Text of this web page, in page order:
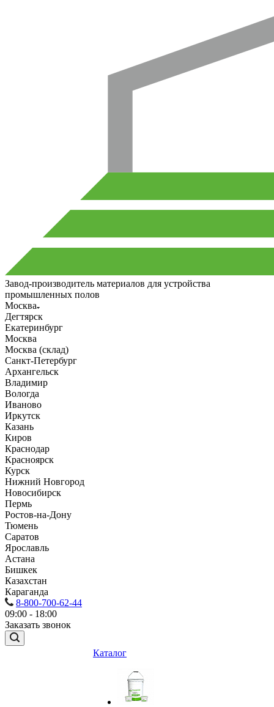
Завод-производитель материалов для устройства
промышленных полов
Москва
Дегтярск
Екатеринбург
Москва
Москва (склад)
Санкт-Петербург
Архангельск
Владимир
Вологда
Иваново
Иркутск
Казань
Киров
Краснодар
Красноярск
Курск
Нижний Новгород
Новосибирск
Пермь
Ростов-на-Дону
Тюмень
Саратов
Ярославль
Астана
Бишкек
Казахстан
Караганда
8-800-700-62-44
09:00 - 18:00
Заказать звонок
Каталог